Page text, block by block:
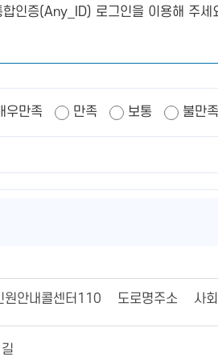
인증(Any_ID) 로그인을 이용해 주세
우만족 만족 보통 불만족
원안내콜센터110 도로명주소 사